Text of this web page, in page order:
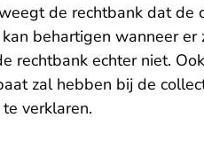
de rechtbank dat de
behartigen wanneer er
rechtbank echter niet.
zal hebben bij de
verklaren.